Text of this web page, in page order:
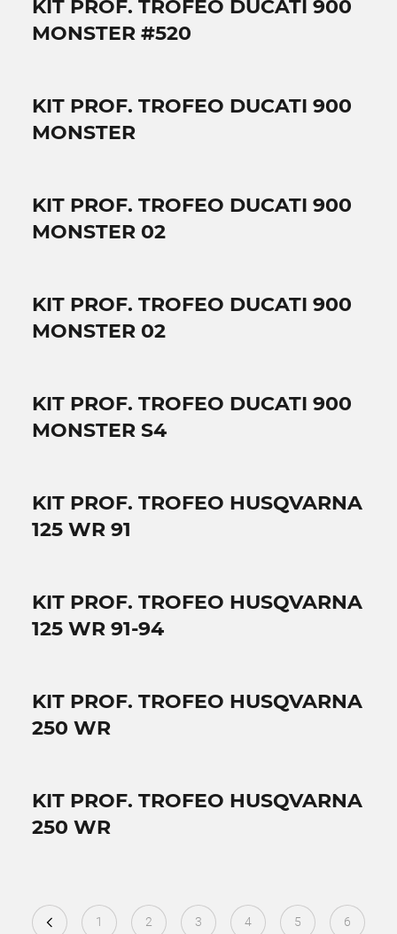
KIT PROF. TROFEO DUCATI 900
MONSTER #520
KIT PROF. TROFEO DUCATI 900
MONSTER
KIT PROF. TROFEO DUCATI 900
MONSTER 02
KIT PROF. TROFEO DUCATI 900
MONSTER 02
KIT PROF. TROFEO DUCATI 900
MONSTER S4
KIT PROF. TROFEO HUSQVARNA
125 WR 91
KIT PROF. TROFEO HUSQVARNA
125 WR 91-94
KIT PROF. TROFEO HUSQVARNA
250 WR
KIT PROF. TROFEO HUSQVARNA
250 WR
1 2 3 4 5 6